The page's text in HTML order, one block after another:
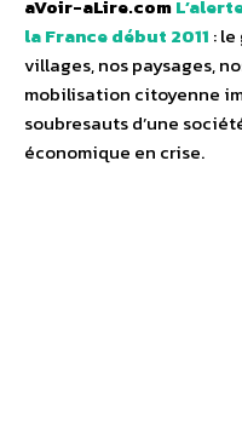
aVoir-aLire.com
la France début 2011 :
villages, nos paysages,
mobilisation citoyenne
soubresauts d’une
économique en crise.